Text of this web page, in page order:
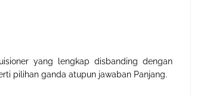
yang lengkap disbanding dengan
pilihan ganda atupun jawaban Panjang.